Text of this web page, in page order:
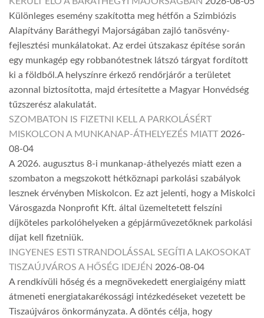
Különleges esemény szakította meg hétfőn a Szimbiózis
Alapítvány Baráthegyi Majorságában zajló tanösvény-
fejlesztési munkálatokat. Az erdei útszakasz építése során
egy munkagép egy robbanótestnek látszó tárgyat fordított
ki a földből.A helyszínre érkező rendőrjárőr a területet
azonnal biztosította, majd értesítette a Magyar Honvédség
tűzszerész alakulatát.
SZOMBATON IS FIZETNI KELL A PARKOLÁSÉRT
MISKOLCON A MUNKANAP-ÁTHELYEZÉS MIATT 2026-
08-04
A 2026. augusztus 8-i munkanap-áthelyezés miatt ezen a
szombaton a megszokott hétköznapi parkolási szabályok
lesznek érvényben Miskolcon. Ez azt jelenti, hogy a Miskolci
Városgazda Nonprofit Kft. által üzemeltetett felszíni
díjköteles parkolóhelyeken a gépjárművezetőknek parkolási
díjat kell fizetniük.
INGYENES ESTI STRANDOLÁSSAL SEGÍTI A LAKOSOKAT
TISZAÚJVÁROS A HŐSÉG IDEJÉN 2026-08-04
A rendkívüli hőség és a megnövekedett energiaigény miatt
átmeneti energiatakarékossági intézkedéseket vezetett be
Tiszaújváros önkormányzata. A döntés célja, hogy